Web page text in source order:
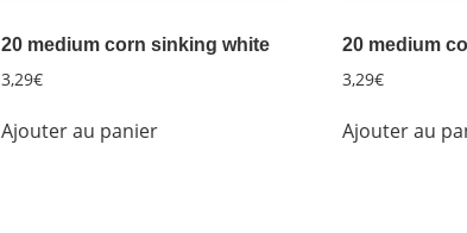
20 medium corn sinking white
3,29€
Ajouter au panier
20 medium
3,29€
Ajouter au